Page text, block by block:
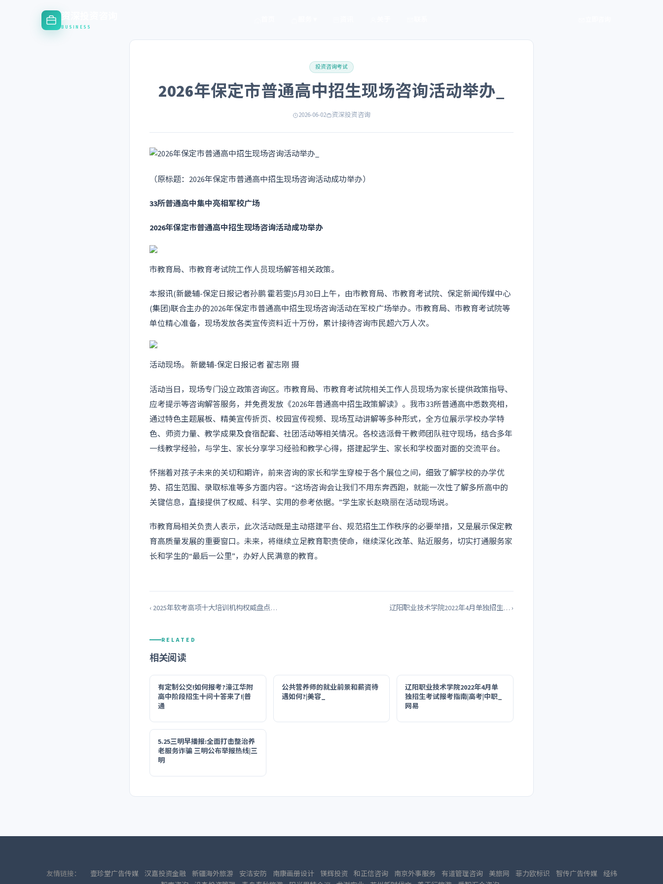
资深投资咨询
BUSINESS
投资咨询考试
2026年保定市普通高中招生现场咨询活动举办_
2026-06-02 资深投资咨询
（原标题：2026年保定市普通高中招生现场咨询活动成功举办）
33所普通高中集中亮相军校广场
2026年保定市普通高中招生现场咨询活动成功举办
市教育局、市教育考试院工作人员现场解答相关政策。
本报讯(新畿辅-保定日报记者孙鹏 霍若雯)5月30日上午，由市教育局、市教育考试院、保定新闻传媒中心
(集团)联合主办的2026年保定市普通高中招生现场咨询活动在军校广场举办。市教育局、市教育考试院等
单位精心准备，现场发放各类宣传资料近十万份，累计接待咨询市民超六万人次。
活动现场。 新畿辅-保定日报记者 翟志刚 摄
活动当日，现场专门设立政策咨询区。市教育局、市教育考试院相关工作人员现场为家长提供政策指导、
应考提示等咨询解答服务，并免费发放《2026年普通高中招生政策解读》。我市33所普通高中悉数亮相，
通过特色主题展板、精美宣传折页、校园宣传视频、现场互动讲解等多种形式，全方位展示学校办学特
色、师资力量、教学成果及食宿配套、社团活动等相关情况。各校选派骨干教师团队驻守现场，结合多年
一线教学经验，与学生、家长分享学习经验和教学心得，搭建起学生、家长和学校面对面的交流平台。
怀揣着对孩子未来的关切和期许，前来咨询的家长和学生穿梭于各个展位之间，细致了解学校的办学优
势、招生范围、录取标准等多方面内容。“这场咨询会让我们不用东奔西跑，就能一次性了解多所高中的
关键信息，直接提供了权威、科学、实用的参考依据。”学生家长赵晓丽在活动现场说。
市教育局相关负责人表示，此次活动既是主动搭建平台、规范招生工作秩序的必要举措，又是展示保定教
育高质量发展的重要窗口。未来，将继续立足教育职责使命，继续深化改革、贴近服务，切实打通服务家
长和学生的“最后一公里”，办好人民满意的教育。
‹ 2025年软考高项十大培训机构权威盘点… 辽阳职业技术学院2022年4月单独招生… ›
RELATED
相关阅读
有定制公交!如何报考?濠江华附
高中阶段招生十问十答来了!|普
通
公共营养师的就业前景和薪资待
遇如何?|美容_
辽阳职业技术学院2022年4月单
独招生考试报考指南|高考|中职_
网易
5.25三明早播报:全面打击整治养
老服务诈骗 三明公布举报热线|三
明
友情链接： 壹珍堂广告传媒 汉嘉投资金融 新疆海外旅游 安洁安防 南康画册设计 镁辉投资 和正信咨询 南京外事服务 有道管理咨询 美旅网 菲力欧标识 智传广告传媒
经纬